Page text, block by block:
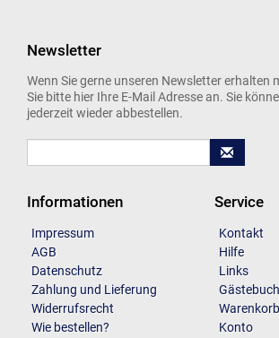
Newsletter
Wenn Sie gerne unseren Newsletter erhalten
Sie bitte hier Ihre E-Mail Adresse an. Sie
jederzeit wieder abbestellen.
Informationen
Impressum
AGB
Datenschutz
Zahlung und Lieferung
Widerrufsrecht
Wie bestellen?
Service
Kontakt
Hilfe
Links
Gästebuch
Warenkorb
Konto